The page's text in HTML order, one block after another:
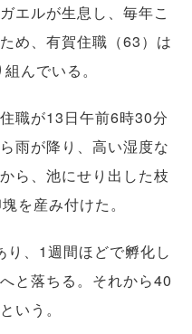
エルが生息し、毎年こ
め、有賀住職（63）は
んでいる。
職が13日午前6時30分
雨が降り、高い湿度な
ら、池にせり出した枝
を産み付けた。
、1週間ほどで孵化し
と落ちる。それから40
いう。